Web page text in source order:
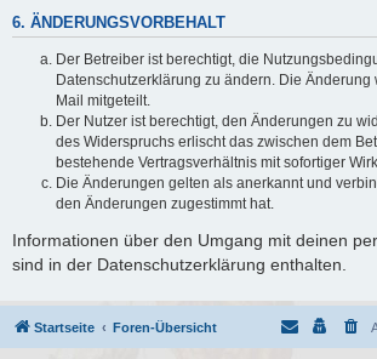
6. ÄNDERUNGSVORBEHALT
Der Betreiber ist berechtigt, die
Datenschutzerklärung zu ändern. Die Änderung
Mail mitgeteilt.
Der Nutzer ist berechtigt, den Änderungen zu
des Widerspruchs erlischt das zwischen dem
bestehende Vertragsverhältnis mit sofortiger
Die Änderungen gelten als anerkannt und
den Änderungen zugestimmt hat.
Informationen über den Umgang mit deinen
sind in der Datenschutzerklärung enthalten.
Startseite Foren-Übersicht